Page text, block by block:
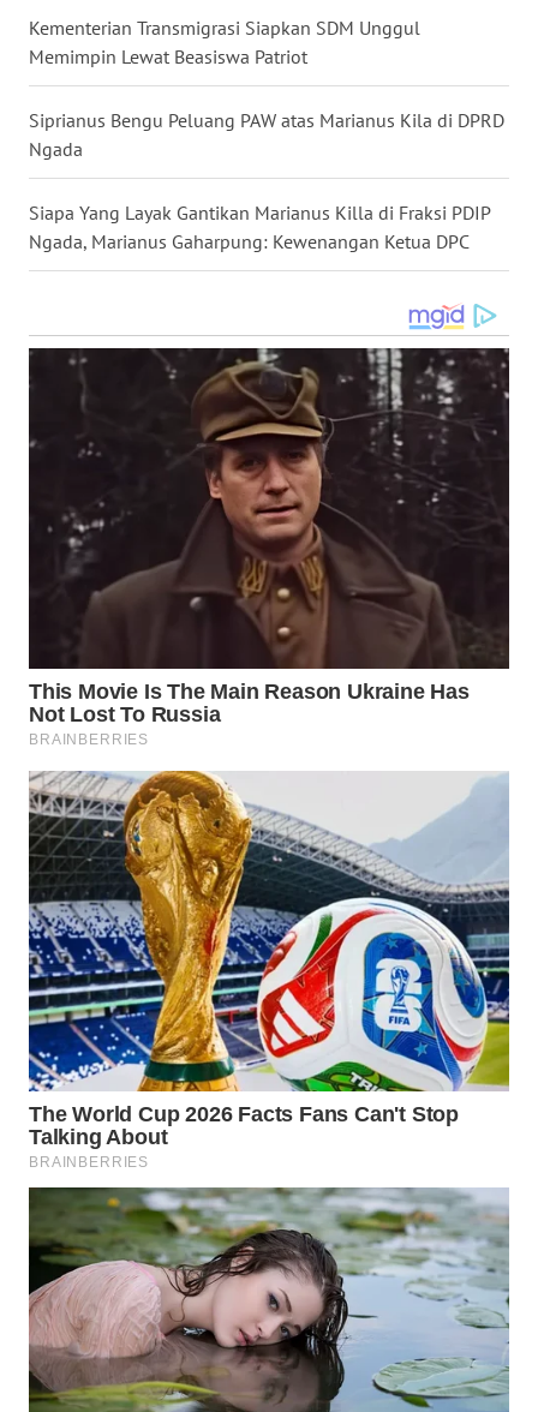
Kementerian Transmigrasi Siapkan SDM Unggul
Memimpin Lewat Beasiswa Patriot
Siprianus Bengu Peluang PAW atas Marianus Kila di DPRD
Ngada
Siapa Yang Layak Gantikan Marianus Killa di Fraksi PDIP
Ngada, Marianus Gaharpung: Kewenangan Ketua DPC
WN
JATENG
WN
NUSANTARA
WN
JOGJA
WN
JATIM
BALI
WN
KALBAR
WN
WN
KALTARA
WN
KALSEL
WN
KALTIM
WN
SULSEL
WN
GORONTALO
WN
SULUT
MALUKU
WN
MALUT
WN